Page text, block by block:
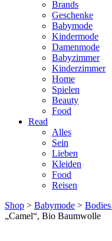
Brands
Geschenke
Babymode
Kindermode
Damenmode
Babyzimmer
Kinderzimmer
Home
Spielen
Beauty
Food
Read
Alles
Sein
Lieben
Kleiden
Food
Reisen
Shop > Babymode >
„Camel“, Bio Baumwolle